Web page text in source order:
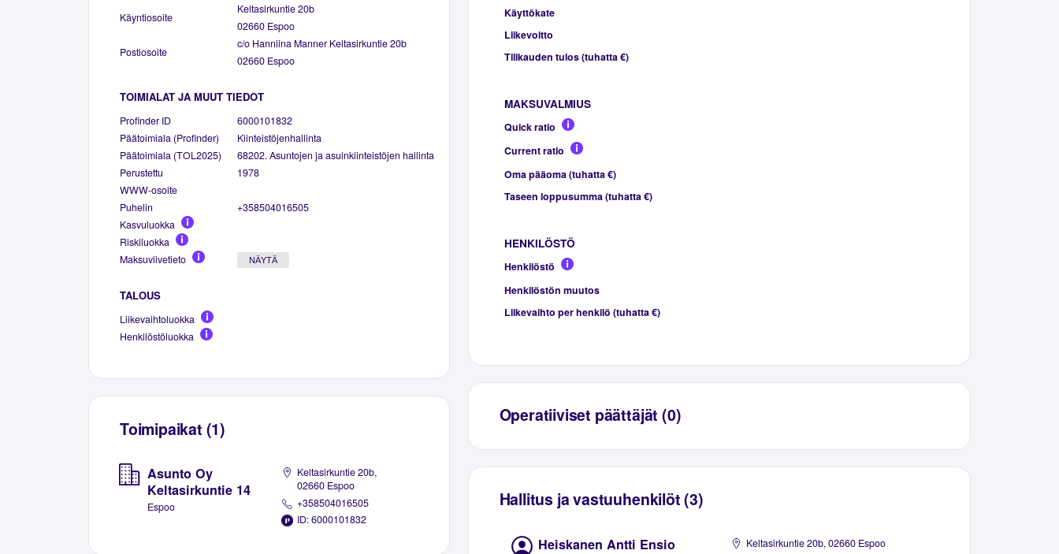
Käyntiosoite
Keltasirkuntie 20b
02660 Espoo
Postiosoite
c/o Hanniina Manner Keltasirkuntie 20b
02660 Espoo
TOIMIALAT JA MUUT TIEDOT
Profinder ID
6000101832
Päätoimiala (Profinder)
Kiinteistöjenhallinta
Päätoimiala (TOL2025)
68202. Asuntojen ja asuinkiinteistöjen hallinta
Perustettu
1978
WWW-osoite
Puhelin
+358504016505
Kasvuluokka
Riskiluokka
Maksuviivetieto
NÄYTÄ
TALOUS
Liikevaihtoluokka
Henkilöstöluokka
Toimipaikat (1)
Asunto Oy
Keltasirkuntie 14
Espoo
Keltasirkuntie 20b,
02660 Espoo
+358504016505
ID: 6000101832
Käyttökate
Liikevoitto
Tilikauden tulos (tuhatta €)
MAKSUVALMIUS
Quick ratio
Current ratio
Oma pääoma (tuhatta €)
Taseen loppusumma (tuhatta €)
HENKILÖSTÖ
Henkilöstö
Henkilöstön muutos
Liikevaihto per henkilö (tuhatta €)
Operatiiviset päättäjät (0)
Hallitus ja vastuuhenkilöt (3)
Heiskanen Antti Ensio Keltasirkuntie 20b, 02660 Espoo